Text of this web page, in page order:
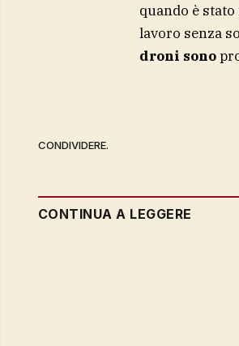
quando è
lavoro senza
droni sono
CONDIVIDERE.
CONTINUA A LEGGERE